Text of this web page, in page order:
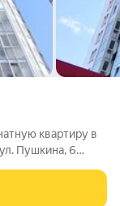
квартиру в
Пушкина, 6
на